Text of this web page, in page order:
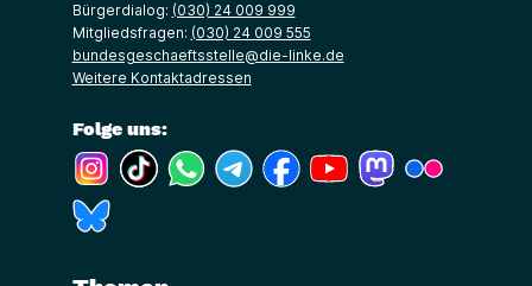
Bürgerdialog: (030) 24 009 999
Mitgliedsfragen: (030) 24 009 555
bundesgeschaeftsstelle@die-linke.de
Weitere Kontaktadressen
Folge uns:
(Link öffnet ein neues Fenster)
(Link öffnet ein neues Fenster)
(Link öffnet ein neues Fenster)
(Link öffnet ein neues Fenster)
(Link öffnet ein neues Fenster)
(Link öffnet ein neues
(Link öffnet ein